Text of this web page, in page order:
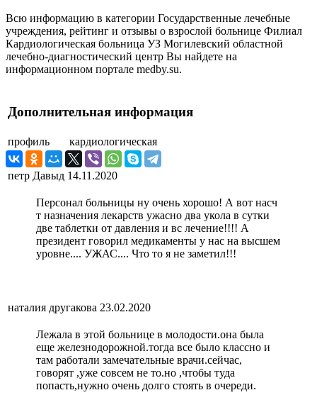
Всю информацию в категории Государственные лечебные
учреждения, рейтинг и отзывы о взрослой больнице Филиал
Кардиологическая больница УЗ Могилевский областной
лечебно-диагностический центр Вы найдете на
информационном портале medby.su.
Дополнительная информация
профиль кардиологическая
петр Давыд 14.11.2020
Персонал больницы ну очень хорошо! А вот насч
т назначения лекарств ужасно два укола в сутки
две таблетки от давления и вс лечение!!!! А
президент говорил медикаменты у нас на высшем
уровне.... УЖАС.... Что то я не заметил!!!
наталия другакова 23.02.2020
Лежала в этой больнице в молодости.она была
еще железнодорожной.тогда все было классно и
там работали замечательные врачи.сейчас,
говорят ,уже совсем не то.но ,чтобы туда
попасть,нужно очень долго стоять в очереди.